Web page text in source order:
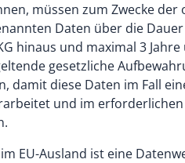
müssen zum Zwecke
Daten über die
hinaus und maximal 3
gesetzliche
damit diese Daten im Fall
und im
EU-Ausland ist eine